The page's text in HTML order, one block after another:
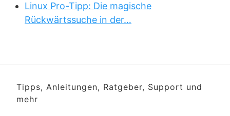
Linux Pro-Tipp: Die magische
Rückwärtssuche in der…
Tipps, Anleitungen, Ratgeber, Support und
mehr